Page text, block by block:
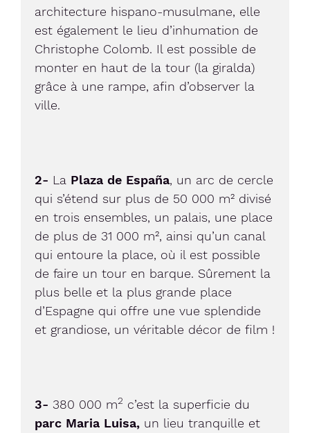
architecture hispano-musulmane, elle
est également le lieu d’inhumation de
Christophe Colomb. Il est possible de
monter en haut de la tour (la giralda)
grâce à une rampe, afin d’observer la
ville.
2- La Plaza de España, un arc de cercle
qui s’étend sur plus de 50 000 m² divisé
en trois ensembles, un palais, une place
de plus de 31 000 m², ainsi qu’un canal
qui entoure la place, où il est possible
de faire un tour en barque. Sûrement la
plus belle et la plus grande place
d’Espagne qui offre une vue splendide
et grandiose, un véritable décor de film !
3- 380 000 m2 c’est la superficie du
parc Maria Luisa, un lieu tranquille et